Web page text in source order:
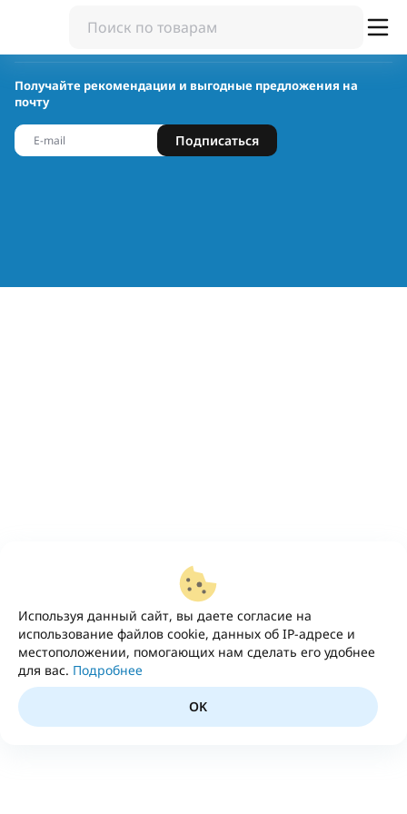
Используя данный сайт, вы даете согласие на
использование файлов cookie, данных об IP-адресе и
местоположении, помогающих нам сделать его удобнее
для вас. Подробнее
OK
Получайте рекомендации и выгодные предложения на
почту
Подписаться